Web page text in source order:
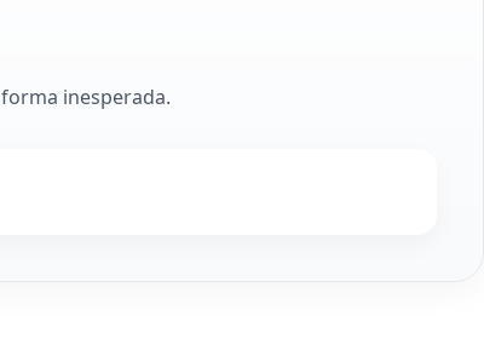
inesperada.